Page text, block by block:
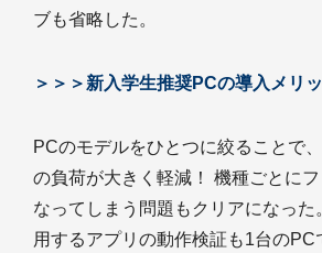
ブも省略した。
＞＞＞新入学生推奨PCの導入メリ
PCのモデルをひとつに絞ることで
の負荷が大きく軽減！ 機種ごとに
なってしまう問題もクリアになった
用するアプリの動作検証も1台のPC